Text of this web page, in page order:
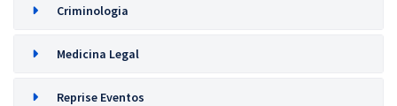
Criminologia
Medicina Legal
Reprise Eventos